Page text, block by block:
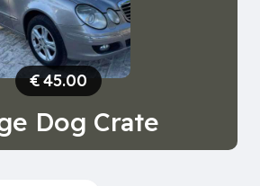
Dog Crate
€45.00